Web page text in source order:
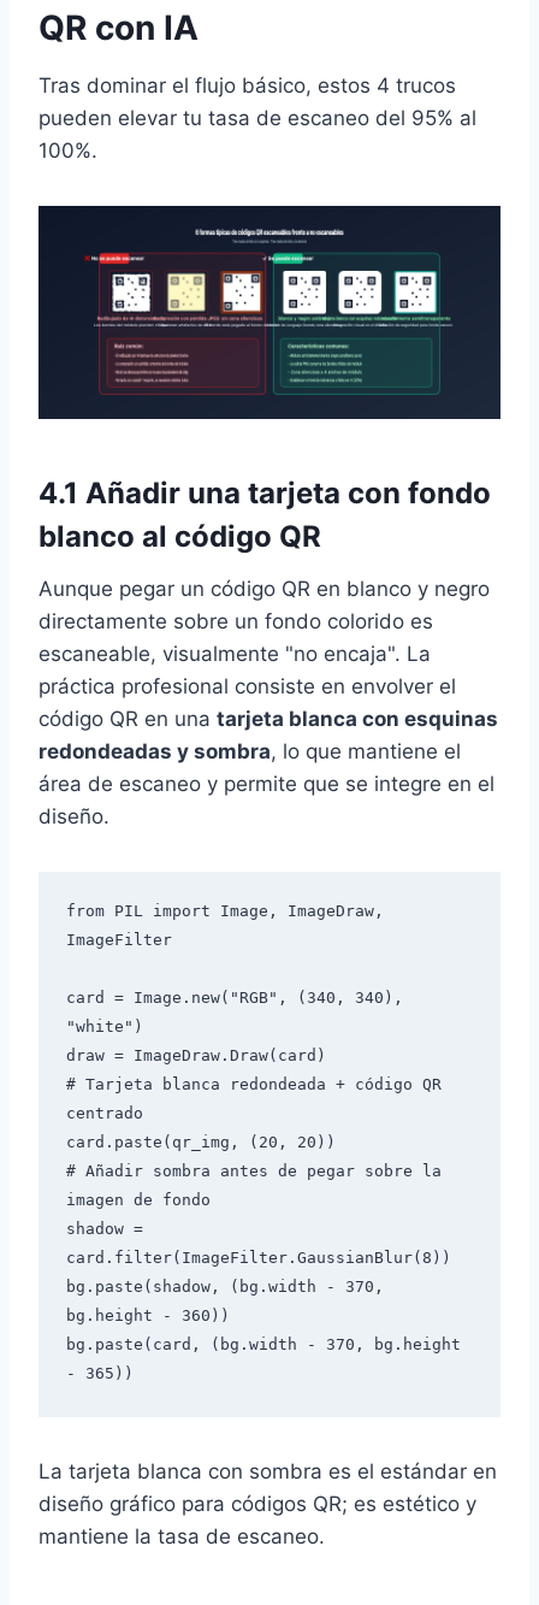
QR con IA
Tras dominar el flujo básico, estos 4 trucos
pueden elevar tu tasa de escaneo del 95% al
100%.
4.1 Añadir una tarjeta con fondo
blanco al código QR
Aunque pegar un código QR en blanco y negro
directamente sobre un fondo colorido es
escaneable, visualmente "no encaja". La
práctica profesional consiste en envolver el
código QR en una tarjeta blanca con esquinas
redondeadas y sombra, lo que mantiene el
área de escaneo y permite que se integre en el
diseño.
from PIL import Image, ImageDraw,
ImageFilter
card = Image.new("RGB", (340, 340),
"white")
draw = ImageDraw.Draw(card)
# Tarjeta blanca redondeada + código QR
centrado
card.paste(qr_img, (20, 20))
# Añadir sombra antes de pegar sobre la
imagen de fondo
shadow =
card.filter(ImageFilter.GaussianBlur(8))
bg.paste(shadow, (bg.width - 370,
bg.height - 360))
bg.paste(card, (bg.width - 370, bg.height
La tarjeta blanca con sombra es el estándar en
diseño gráfico para códigos QR; es estético y
mantiene la tasa de escaneo.